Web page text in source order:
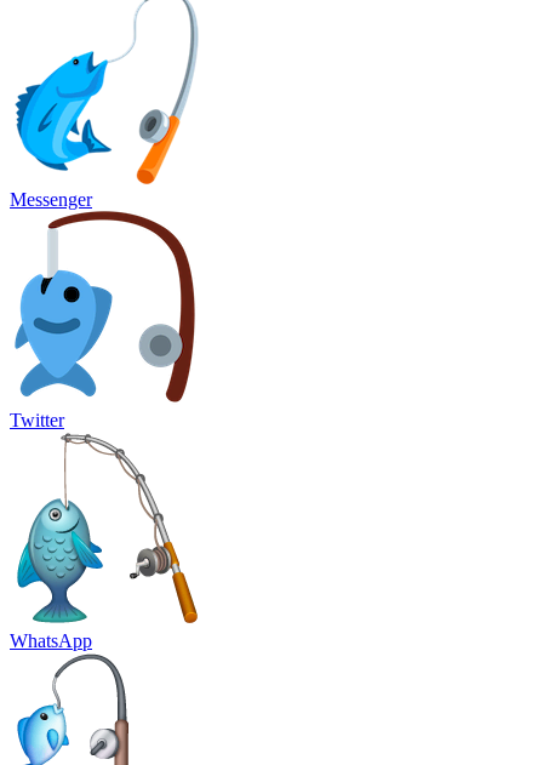
Messenger
Twitter
WhatsApp